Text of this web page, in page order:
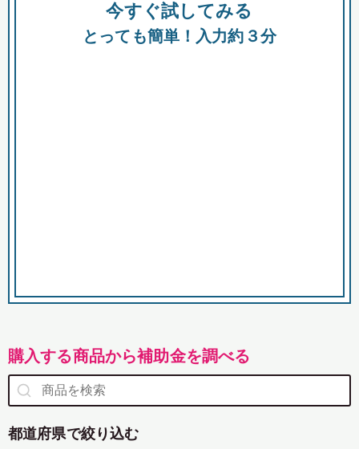
助成金 融資 出資
今すぐ試してみる
とっても簡単！入力約３分
購入する商品から補助金を調べる
都道府県で絞り込む